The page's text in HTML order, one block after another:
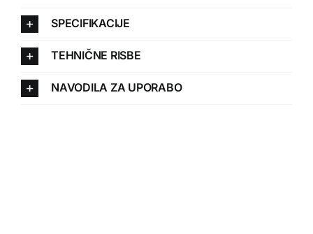
SPECIFIKACIJE
TEHNIČNE RISBE
NAVODILA ZA UPORABO